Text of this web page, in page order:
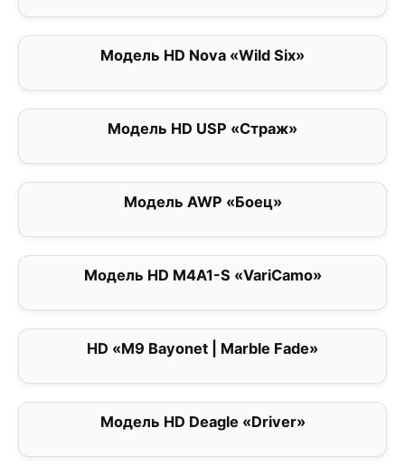
Модель HD Nova «Wild Six»
Модель HD USP «Страж»
Модель AWP «Боец»
Модель HD M4A1-S «VariCamo»
HD «M9 Bayonet | Marble Fade»
Модель HD Deagle «Driver»